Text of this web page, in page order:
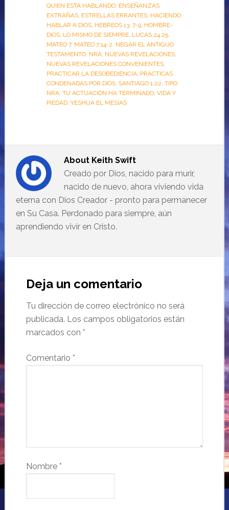
QUIEN ESTÁ HABLANDO, ENSEÑANZAS
EXTRAÑAS, ESTRELLAS ERRANTES, HACIENDO
HABLAR A DIOS, HEBREOS 13: 7-9, HOMBRE-
DIOS, LO MISMO DE SIEMPRE, LUCAS 24:25,
MATEO 7, MATEO 7:14-2 NEGAR EL ANTIGUO
TESTAMENTO, NRA, NUEVAS REVELACIONES,
NUEVAS REVELACIONES CONVENIENTES,
PRACTICAR LA DESOBEDIENCIA, PRÁCTICAS
CONDENADAS POR DIOS, SANTIAGO 1:22 TIPO
NRA, TU ACTUACIÓN HA TERMINADO, VIDA Y
PIEDAD, YESHUA EL MESÍAS
About Keith Swift
Creado por Dios, nacido para murir,
nacido de nuevo, ahora viviendo vida
eterna con Dios Creador - pronto para permanecer
en Su Casa. Perdonado para siempre, aún
aprendiendo vivir en Cristo.
Deja un comentario
Tu dirección de correo electrónico no será
publicada. Los campos obligatorios están
marcados con *
Comentario *
Nombre *